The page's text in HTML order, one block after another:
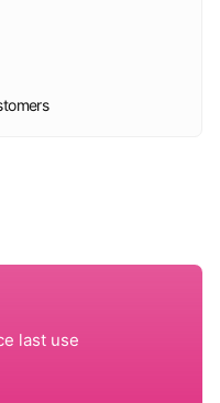
記載したもので、効果
一切の責任を負いかね
てください。（吸収し
て頂くと効果があるの
がることは避けてくだ
は施術翌日から可能で